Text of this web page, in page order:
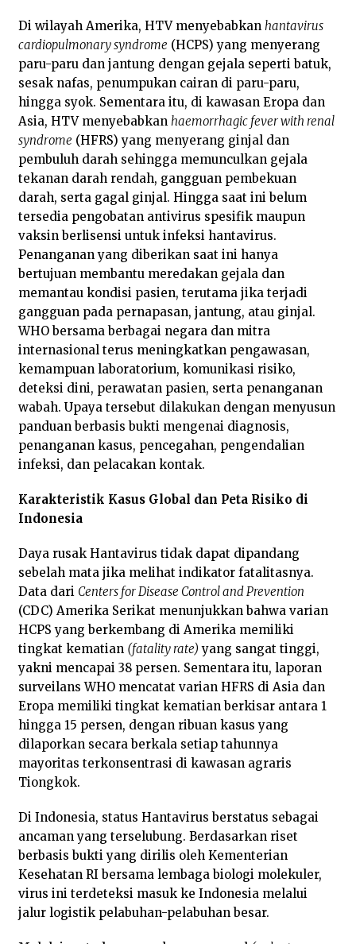
Di wilayah Amerika, HTV menyebabkan hantavirus
cardiopulmonary syndrome (HCPS) yang menyerang
paru-paru dan jantung dengan gejala seperti batuk,
sesak nafas, penumpukan cairan di paru-paru,
hingga syok. Sementara itu, di kawasan Eropa dan
Asia, HTV menyebabkan haemorrhagic fever with renal
syndrome (HFRS) yang menyerang ginjal dan
pembuluh darah sehingga memunculkan gejala
tekanan darah rendah, gangguan pembekuan
darah, serta gagal ginjal. Hingga saat ini belum
tersedia pengobatan antivirus spesifik maupun
vaksin berlisensi untuk infeksi hantavirus.
Penanganan yang diberikan saat ini hanya
bertujuan membantu meredakan gejala dan
memantau kondisi pasien, terutama jika terjadi
gangguan pada pernapasan, jantung, atau ginjal.
WHO bersama berbagai negara dan mitra
internasional terus meningkatkan pengawasan,
kemampuan laboratorium, komunikasi risiko,
deteksi dini, perawatan pasien, serta penanganan
wabah. Upaya tersebut dilakukan dengan menyusun
panduan berbasis bukti mengenai diagnosis,
penanganan kasus, pencegahan, pengendalian
infeksi, dan pelacakan kontak.
Karakteristik Kasus Global dan Peta Risiko di
Indonesia
Daya rusak Hantavirus tidak dapat dipandang
sebelah mata jika melihat indikator fatalitasnya.
Data dari Centers for Disease Control and Prevention
(CDC) Amerika Serikat menunjukkan bahwa varian
HCPS yang berkembang di Amerika memiliki
tingkat kematian (fatality rate) yang sangat tinggi,
yakni mencapai 38 persen. Sementara itu, laporan
surveilans WHO mencatat varian HFRS di Asia dan
Eropa memiliki tingkat kematian berkisar antara 1
hingga 15 persen, dengan ribuan kasus yang
dilaporkan secara berkala setiap tahunnya
mayoritas terkonsentrasi di kawasan agraris
Tiongkok.
Di Indonesia, status Hantavirus berstatus sebagai
ancaman yang terselubung. Berdasarkan riset
berbasis bukti yang dirilis oleh Kementerian
Kesehatan RI bersama lembaga biologi molekuler,
virus ini terdeteksi masuk ke Indonesia melalui
jalur logistik pelabuhan-pelabuhan besar.